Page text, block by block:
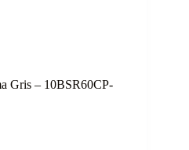
Gris – 10BSR60CP-